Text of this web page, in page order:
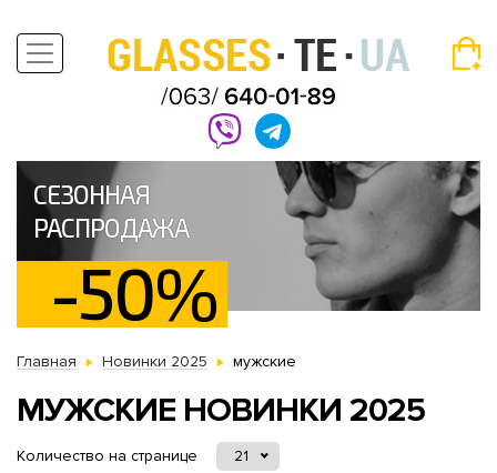
СЕЗОННАЯ
РАСПРОДАЖА
-50%
Главная Новинки 2025 мужские
МУЖСКИЕ НОВИНКИ 2025
Количество на странице
21